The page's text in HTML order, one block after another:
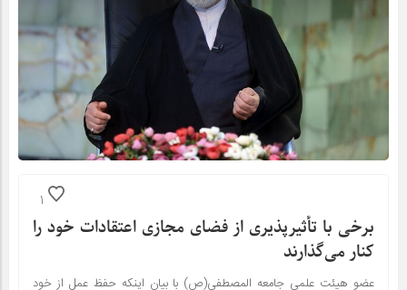
1
برخی با تأثیرپذیری از فضای مجازی اعتقادات خود را
کنار می‌گذارند
عضو هیئت علمی جامعه المصطفی(ص) با بیان اینکه حفظ عمل از خود